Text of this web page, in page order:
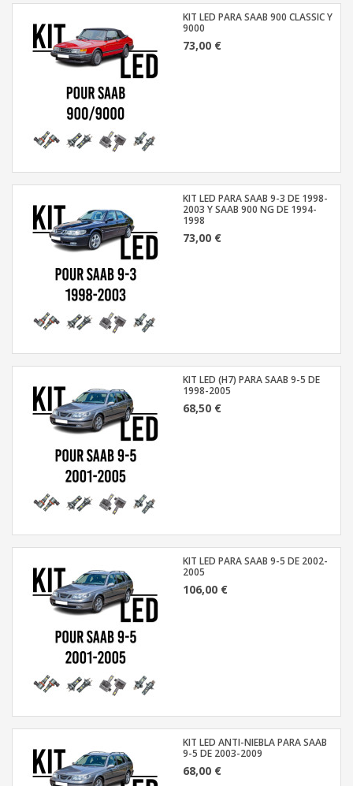
KIT LED PARA SAAB 900 CLASSIC Y
9000
73,00 €
KIT LED PARA SAAB 9-3 DE 1998-
2003 Y SAAB 900 NG DE 1994-
1998
73,00 €
KIT LED (H7) PARA SAAB 9-5 DE
1998-2005
68,50 €
KIT LED PARA SAAB 9-5 DE 2002-
2005
106,00 €
KIT LED ANTI-NIEBLA PARA SAAB
9-5 DE 2003-2009
68,00 €